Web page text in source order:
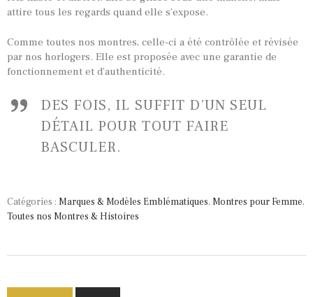
attire tous les regards quand elle s’expose.
Comme toutes nos montres, celle-ci a été contrôlée et révisée
par nos horlogers. Elle est proposée avec une garantie de
fonctionnement et d’authenticité.
DES FOIS, IL SUFFIT D’UN SEUL
DÉTAIL POUR TOUT FAIRE
BASCULER.
Catégories : Marques & Modèles Emblématiques, Montres pour Femme,
Toutes nos Montres & Histoires